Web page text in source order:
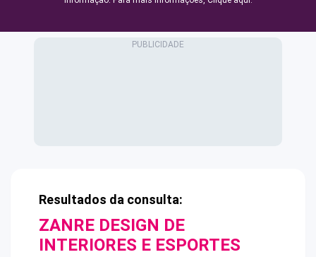
Resultados da consulta:
ZANRE DESIGN DE
INTERIORES E ESPORTES